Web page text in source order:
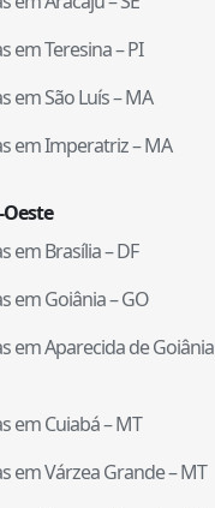
emTeresina–PI
emSão Luís–MA
emImperatriz–MA
emBrasília–DF
emGoiânia–GO
emAparecida de Goiânia
emCuiabá–MT
emVárzea Grande–MT